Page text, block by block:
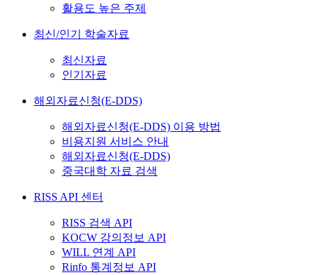
활용도 높은 주제
최신/인기 학술자료
최신자료
인기자료
해외자료신청(E-DDS)
해외자료신청(E-DDS) 이용 방법
비용지원 서비스 안내
해외자료신청(E-DDS)
중국대학 자료 검색
RISS API 센터
RISS 검색 API
KOCW 강의정보 API
WILL 연계 API
Rinfo 통계정보 API